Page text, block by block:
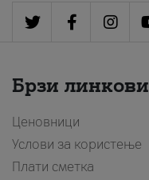
Брзи линкови
Ценовници
Услови за користење
Плати сметка